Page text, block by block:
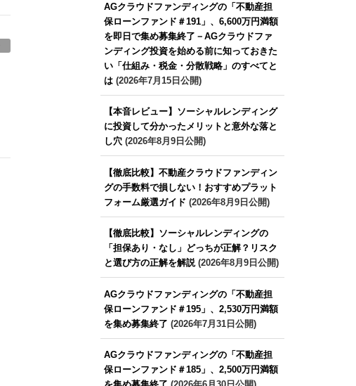
AGクラウドファンディングの「不動産担
保ローンファンド＃191」、6,600万円満額
を即日で集め募集終了－AGクラウドファ
ンディング投資を始める前に知っておきた
い「仕組み・税金・分散戦略」のすべてと
は(2026年7月15日公開)
【本音レビュー】ソーシャルレンディング
に投資して分かったメリットと意外な落と
し穴(2026年8月9日公開)
【徹底比較】不動産クラウドファンディン
グの手数料で損しない！おすすめプラット
フォーム厳選ガイド (2026年8月9日公開)
【徹底比較】ソーシャルレンディングの
「担保あり・なし」どっちが正解？リスク
と選び方の正解を解説(2026年8月9日公開)
AGクラウドファンディングの「不動産担
保ローンファンド＃195」、2,530万円満額
を集め募集終了 (2026年7月31日公開)
AGクラウドファンディングの「不動産担
保ローンファンド＃185」、2,500万円満額